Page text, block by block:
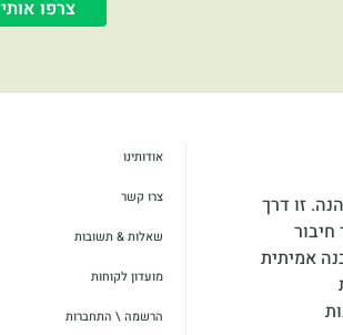
צרפו אותי
זו דרך
אמיתית
אודותינו
צרו קשר
שאלות & תשובות
מועדון לקוחות
הרשמה \ התחברות